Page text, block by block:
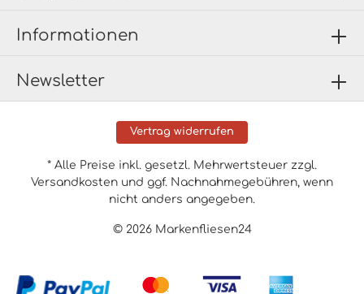
Newsletter
Informationen
Vertrag widerrufen
© 2026 Markenfliesen24
* Alle Preise inkl. gesetzl. Mehrwertsteuer zzgl.
Versandkosten und ggf. Nachnahmegebühren, wenn
nicht anders angegeben.